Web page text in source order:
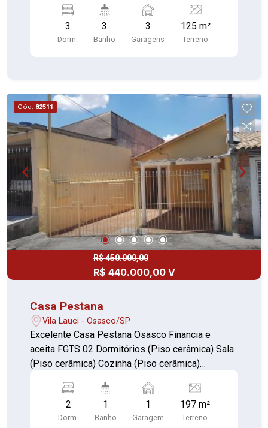
vagas de garagem, portão automático, Dispensa
Pequeno quintal nos fundos ACEITA PERMUTA
POR APARTAMENTO COM 3 DORMITÓRIOS NA
3
Dorm.
3
Banho
3
Garagens
125 m²
Terreno
Cód. 82511
R$ 450.000,00
R$ 440.000,00 V
Casa Pestana
Vila Lauci - Osasco/SP
Excelente Casa Pestana Osasco Financia e
aceita FGTS 02 Dormitórios (Piso cerâmica) Sala
(Piso cerâmica) Cozinha (Piso cerâmica)
cerâmica) 01 vagas de garagem descoberta 01
quintal nos fundos e um terreno Terreno
197,00m² com área construída 102,50m²
2
Dorm.
1
Banho
1
Garagem
197 m²
Terreno